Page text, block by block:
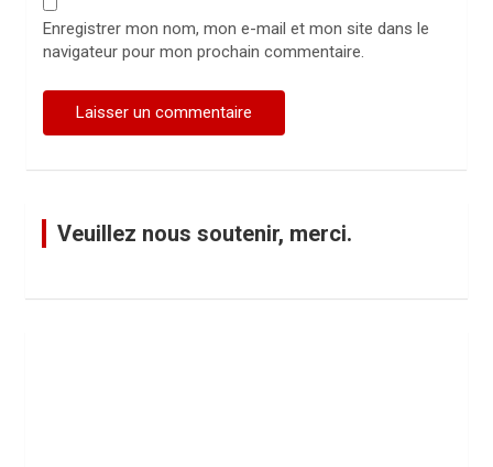
Enregistrer mon nom, mon e-mail et mon site dans le
navigateur pour mon prochain commentaire.
Veuillez nous soutenir, merci.